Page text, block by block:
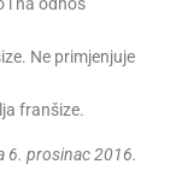
Ne primjenjuje
franšize.
6. prosinac 2016.